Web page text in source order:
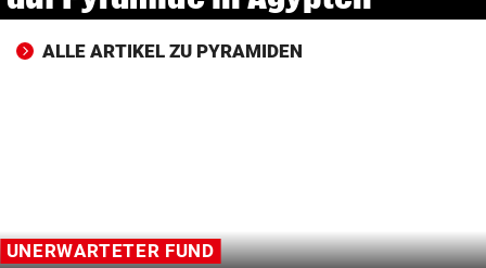
ALLE ARTIKEL ZU PYRAMIDEN
UNERWARTETER FUND